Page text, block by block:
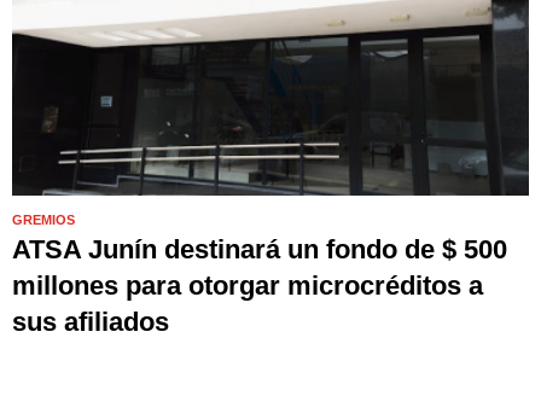
GREMIOS
ATSA Junín destinará un fondo de $ 500
millones para otorgar microcréditos a
sus afiliados